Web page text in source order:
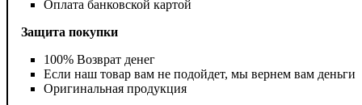
Оплата банковской картой
Защита покупки
100% Возврат денег
Если наш товар вам не подойдет, мы вернем вам деньги
Оригинальная продукция